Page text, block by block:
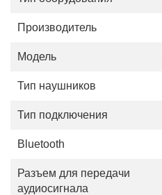
Производитель
Модель
Тип наушников
Тип подключения
Bluetooth
Разъем для передачи
аудиосигнала